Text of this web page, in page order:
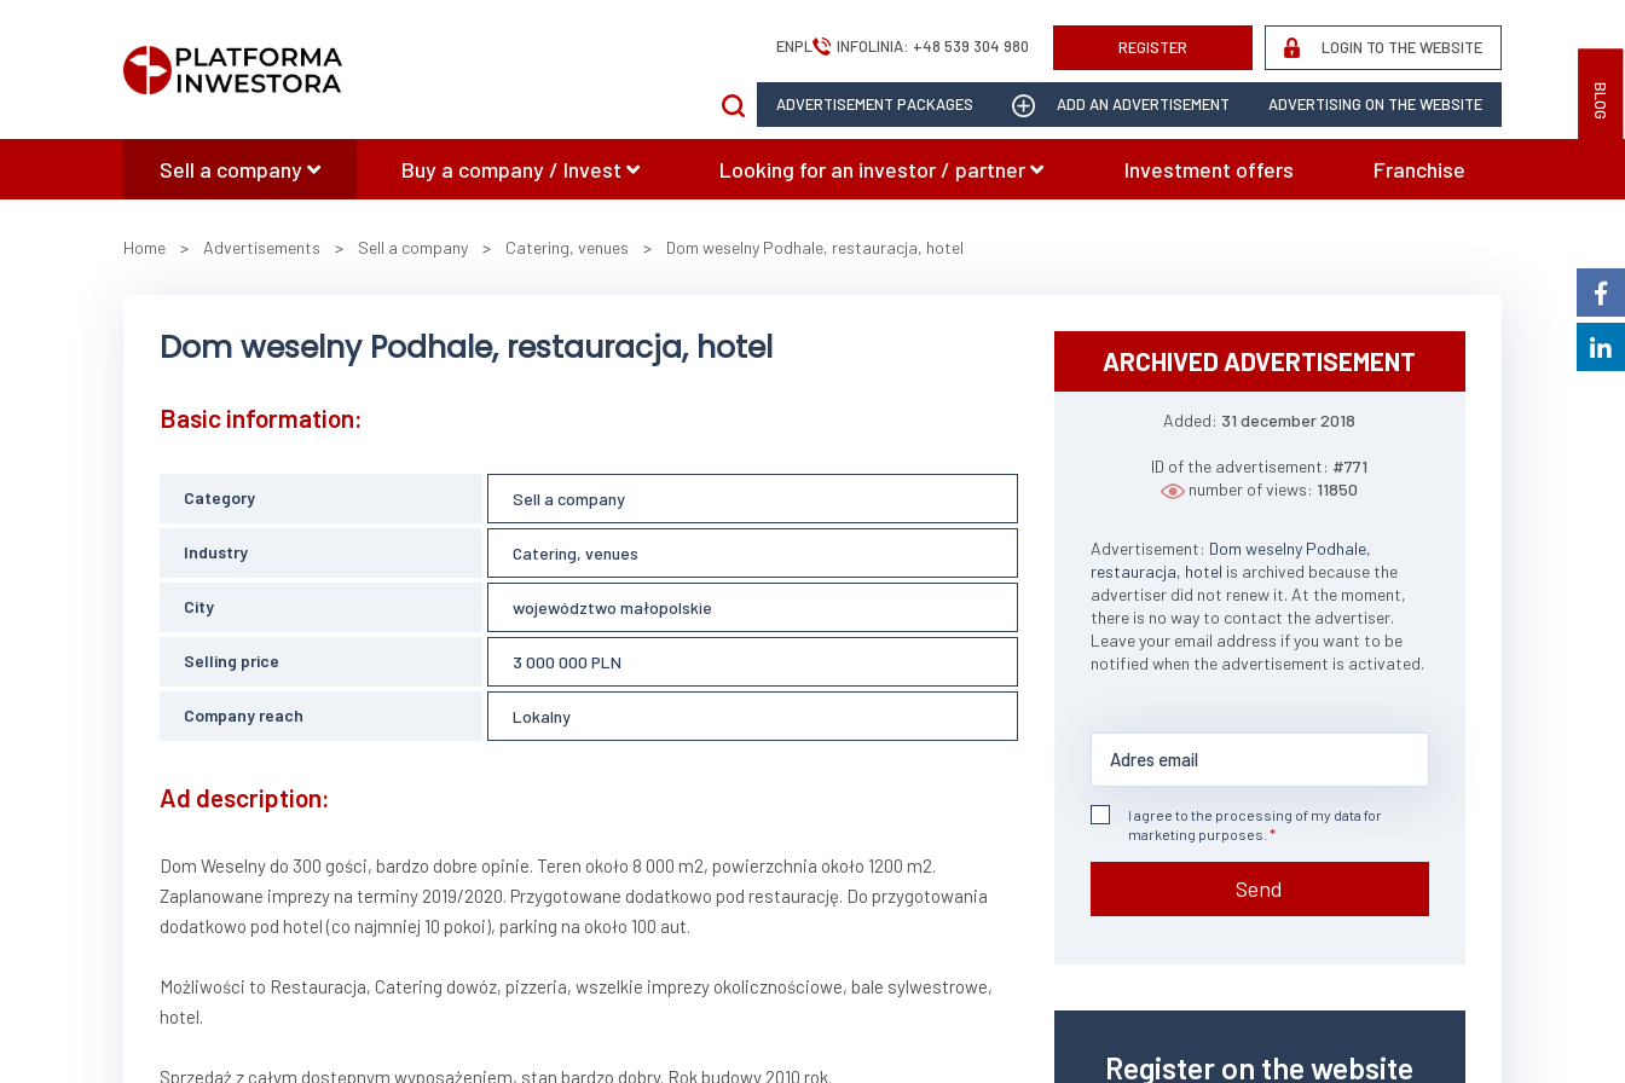
BLOG
ENPL INFOLINIA: +48 539 304 980 REGISTER LOGIN TO THE WEBSITE
ADVERTISEMENT PACKAGES ADD AN ADVERTISEMENT ADVERTISING ON THE WEBSITE
Sell a company Buy a company / Invest Looking for an investor / partner Investment offers Franchise
Home > Advertisements > Sell a company > Catering, venues > Dom weselny Podhale, restauracja, hotel
Dom weselny Podhale, restauracja, hotel
Basic information:
Category Sell a company
Industry Catering, venues
City województwo małopolskie
Selling price 3 000 000 PLN
Company reach Lokalny
Ad description:
Dom Weselny do 300 gości, bardzo dobre opinie. Teren około 8 000 m2, powierzchnia około 1200 m2.
Zaplanowane imprezy na terminy 2019/2020. Przygotowane dodatkowo pod restaurację. Do przygotowania
dodatkowo pod hotel (co najmniej 10 pokoi), parking na około 100 aut.
Możliwości to Restauracja, Catering dowóz, pizzeria, wszelkie imprezy okolicznościowe, bale sylwestrowe,
hotel.
Sprzedaż z całym dostępnym wyposażeniem, stan bardzo dobry. Rok budowy 2010 rok.
ARCHIVED ADVERTISEMENT
Added: 31 december 2018
ID of the advertisement: #771
number of views: 11850
Advertisement: Dom weselny Podhale,
restauracja, hotel is archived because the
advertiser did not renew it. At the moment,
there is no way to contact the advertiser.
Leave your email address if you want to be
notified when the advertisement is activated.
I agree to the processing of my data for
marketing purposes.
Send
Register on the website